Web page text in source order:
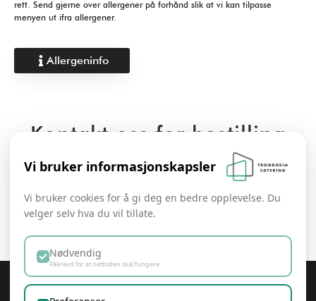
rett. Send gjerne over allergener på forhånd slik at vi kan tilpasse
menyen ut ifra allergener.
Allergeninfo
Kontakt oss for bestilling
Vi bruker informasjonskapsler
Vi bruker cookies for å gi deg en bedre opplevelse. Du
velger selv hva du vil tillate.
Nødvendig
Påkrevd for at nettsiden skal fungere